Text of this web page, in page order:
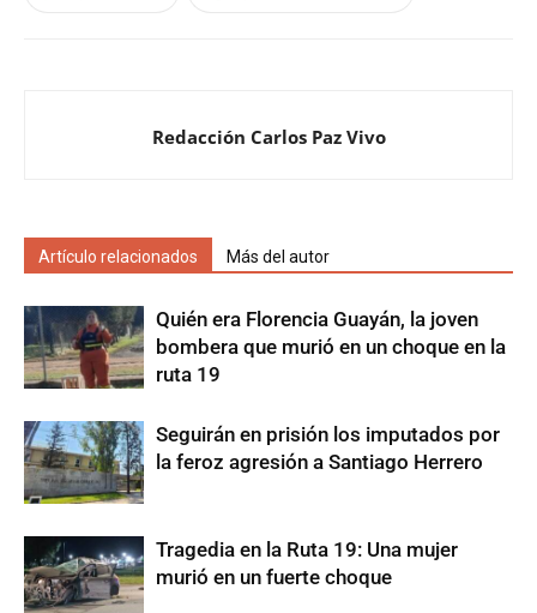
Redacción Carlos Paz Vivo
Artículo relacionados Más del autor
Quién era Florencia Guayán, la joven
bombera que murió en un choque en la
ruta 19
Seguirán en prisión los imputados por
la feroz agresión a Santiago Herrero
Tragedia en la Ruta 19: Una mujer
murió en un fuerte choque